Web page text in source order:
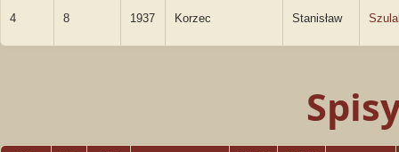
4 8 1937 Korzec Stanisław